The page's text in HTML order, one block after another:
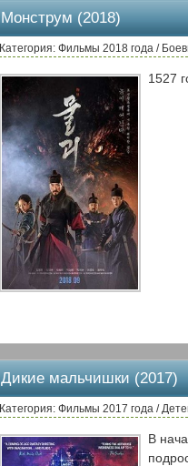
Монструм (2018)
Категория: Фильмы 2018 года /
1527
Дикие мальчишки (2017)
Категория: Фильмы 2017 года /
В